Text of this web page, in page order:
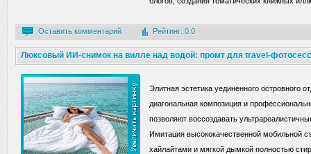
Оставить комментарий Рейтинг: 0.0
Люксовый ИИ-снимок на вилле над водой: промт для travel-
Элитная эстетика уединенного островного
диагональная композиция и
позволяют воссоздавать
Имитация высококачественной мобильной
хайлайтами и мягкой дымкой полностью